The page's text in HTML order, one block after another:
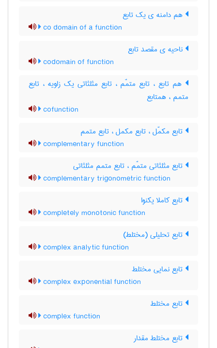
هم دامنه ی یک تابع
co domain of a function
ناحیه ی مقصد تابع
codomain of function
هم تابع ، تابع متمّم ، تابع مثلثاتی یک زاویه ، تابع
متمم ، همتابع
cofunction
تابع مکمّل ، تابع مکمل ، تابع متمم
complementary function
تابع مثلثاتی متمّم ، تابع متمم مثلثاتی
complementary trigonometric function
تابع کاملا یکنوا
completely monotonic function
تابع تحلیلی (مختلط)
complex analytic function
تابع نمایی مختلط
complex exponential function
تابع مختلط
complex function
تابع مختلط مقدار